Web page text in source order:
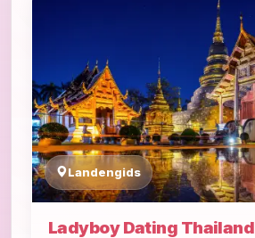
Landengids
Ladyboy Dating Thailand